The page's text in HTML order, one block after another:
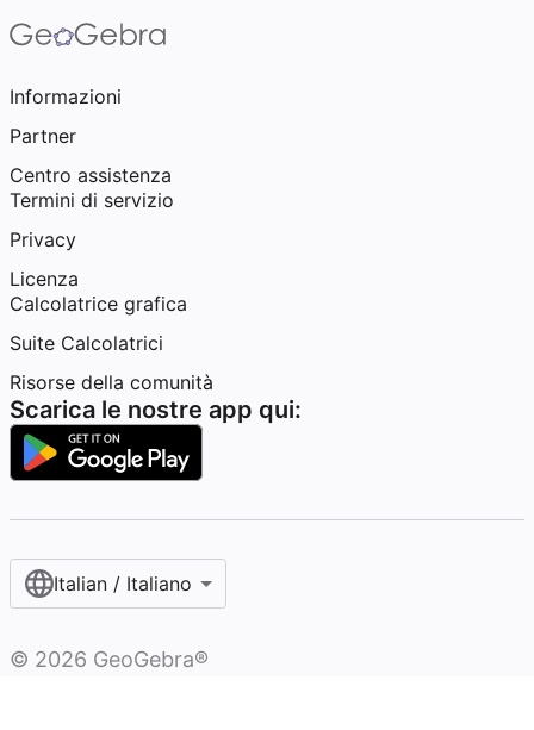
Informazioni
Partner
Centro assistenza
Termini di servizio
Privacy
Licenza
Calcolatrice grafica
Suite Calcolatrici
Risorse della comunità
Scarica le nostre app qui:
Italian / Italiano‎
© 2026 GeoGebra®